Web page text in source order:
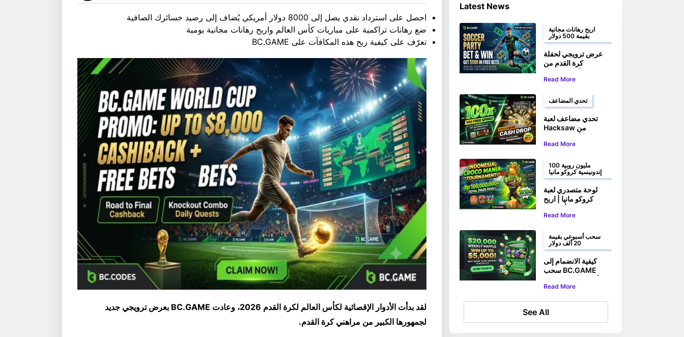
احصل على استرداد نقدي يصل إلى 8000 دولار أمريكي يُضاف إلى رصيد خسائرك الصافية
ضع رهانات تراكمية على مباريات كأس العالم واربح رهانات مجانية يومية
تعرّف على كيفية ربح هذه المكافآت على BC.GAME
لقد بدأت الأدوار الإقصائية لكأس العالم لكرة القدم 2026، وعادت BC.GAME بعرض ترويجي جديد
لجمهورها الكبير من مراهني كرة القدم.
Latest News
اربح رهانات مجانية
بقيمة 500 دولار
عرض ترويجي لحفلة
كرة القدم من
واربح حتى 500 دولار
مجانية
Read More
تحدي المضاعف
تحدي مضاعف لعبة
Hacksaw من
لفة مجانية وجوائز نقدية
Read More
100 مليون روبية
إندونيسية كروكو مانيا
لوحة متصدري لعبة
كروكو مانيا | اربح
100,000,000 روبية
Read More
سحب أسبوعي بقيمة
20 ألف دولار
كيفية الانضمام إلى
سحب BC.GAME
Read More
See All